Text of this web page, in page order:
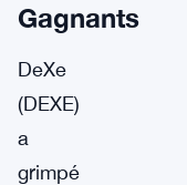
Gagnants
DeXe
(DEXE)
a
grimpé